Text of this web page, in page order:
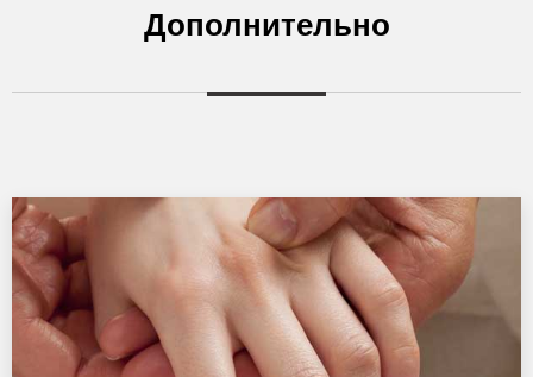
Дополнительно